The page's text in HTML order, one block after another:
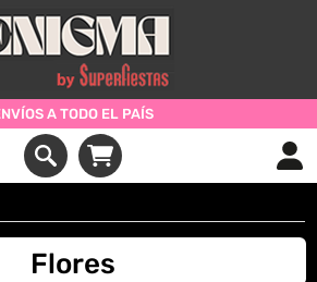
A TODO EL PAÍS
Flores